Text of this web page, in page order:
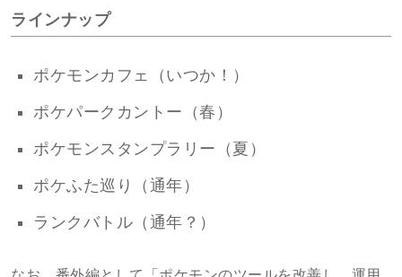
ラインナップ
ポケモンカフェ（いつか！）
ポケパークカントー（春）
ポケモンスタンプラリー（夏）
ポケふた巡り（通年）
ランクバトル（通年？）